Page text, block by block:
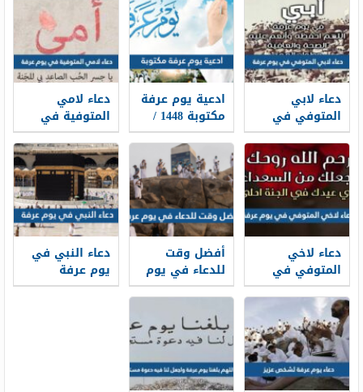
دعاء لابي
المتوفي في
يوم عرفة 2026
أدعية لأبي
المتوفي في
وقفة عرفة 1448
ادعية يوم عرفة
مكتوبة 1448 /
2026 لبيك اللهم
لبيك
دعاء لامي
المتوفية في
يوم عرفة
مكتوب 2026
بالصور
دعاء لاخي
المتوفي في
يوم عرفة
مستجاب 2026
ادعية للاخ
الميت في يوم
عرفة
أفضل وقت
للدعاء في يوم
عرفة
دعاء النبي في
يوم عرفة